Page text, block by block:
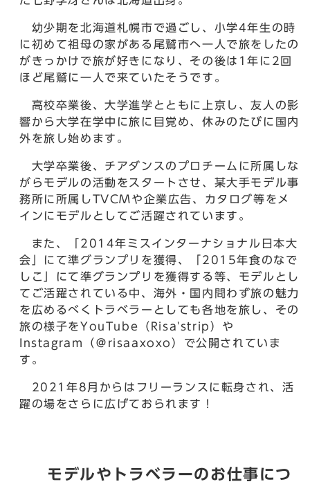
幼少期を北海道札幌市で過ごし、小学4年生の時
に初めて祖母の家がある尾鷲市へ一人で旅をしたの
がきっかけで旅が好きになり、その後は1年に2回
ほど尾鷲に一人で来ていたそうです。
高校卒業後、大学進学とともに上京し、友人の影
響から大学在学中に旅に目覚め、休みのたびに国内
外を旅し始めます。
大学卒業後、チアダンスのプロチームに所属しな
がらモデルの活動をスタートさせ、某大手モデル事
務所に所属しTVCMや企業広告、カタログ等をメ
インにモデルとしてご活躍されています。
また、「2014年ミスインターナショナル日本大
会」にて準グランプリを獲得、「2015年食のなで
しこ」にて準グランプリを獲得する等、モデルとし
てご活躍されている中、海外・国内問わず旅の魅力
を広めるべくトラベラーとしても各地を旅し、その
旅の様子をYouTube（Risa'strip）や
Instagram（＠risaaxoxo）で公開されていま
す。
2021年8月からはフリーランスに転身され、活
躍の場をさらに広げておられます！
モデルやトラベラーのお仕事につ